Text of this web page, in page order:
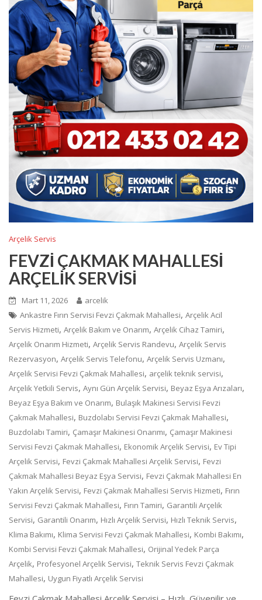
Arçelik Servis
FEVZİ ÇAKMAK MAHALLESİ
ARÇELİK SERVİSİ
Mart 11, 2026
arcelik
Ankastre Fırın Servisi Fevzi Çakmak Mahallesi, Arçelik Acil
Servis Hizmeti, Arçelik Bakım ve Onarım, Arçelik Cihaz Tamiri,
Arçelik Onarım Hizmeti, Arçelik Servis Randevu, Arçelik Servis
Rezervasyon, Arçelik Servis Telefonu, Arçelik Servis Uzmanı,
Arçelik Servisi Fevzi Çakmak Mahallesi, arçelik teknik servisi,
Arçelik Yetkili Servis, Aynı Gün Arçelik Servisi, Beyaz Eşya Arızaları,
Beyaz Eşya Bakım ve Onarım, Bulaşık Makinesi Servisi Fevzi
Çakmak Mahallesi, Buzdolabı Servisi Fevzi Çakmak Mahallesi,
Buzdolabı Tamiri, Çamaşır Makinesi Onarımı, Çamaşır Makinesi
Servisi Fevzi Çakmak Mahallesi, Ekonomik Arçelik Servisi, Ev Tipi
Arçelik Servisi, Fevzi Çakmak Mahallesi Arçelik Servisi, Fevzi
Çakmak Mahallesi Beyaz Eşya Servisi, Fevzi Çakmak Mahallesi En
Yakın Arçelik Servisi, Fevzi Çakmak Mahallesi Servis Hizmeti, Fırın
Servisi Fevzi Çakmak Mahallesi, Fırın Tamiri, Garantili Arçelik
Servisi, Garantili Onarım, Hızlı Arçelik Servisi, Hızlı Teknik Servis,
Klima Bakımı, Klima Servisi Fevzi Çakmak Mahallesi, Kombi Bakımı,
Kombi Servisi Fevzi Çakmak Mahallesi, Orijinal Yedek Parça
Arçelik, Profesyonel Arçelik Servisi, Teknik Servis Fevzi Çakmak
Mahallesi, Uygun Fiyatlı Arçelik Servisi